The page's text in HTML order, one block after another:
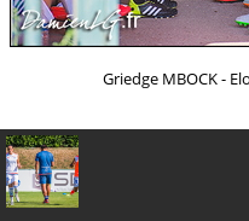
Griedge MBOCK -